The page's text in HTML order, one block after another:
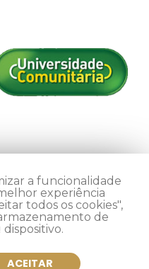
a funcionalidade
experiência
todos os cookies",
de
ACEITAR